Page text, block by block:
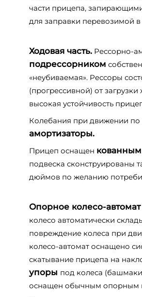
части прицепа,
для заправки перевозимой
Ходовая часть. Рессорно-
подрессорником
«неубиваемая». Рессоры
(прогрессивной) от
высокая устойчивость
Колебания при движении по
амортизаторы.
Прицеп оснащен
подвеска сконструированы
дюймов по желанию
Опорное колесо-автомат
колесо автоматически
повреждение колеса при
колесо-автомат оснащено
скатывание прицепа на
упоры под колеса
оснащен обычным опорным